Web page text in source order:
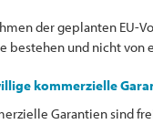
der geplanten EU-
bestehen und nicht von
kommerzielle
Garantien sind